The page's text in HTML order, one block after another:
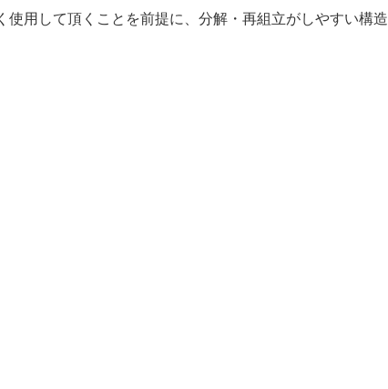
用して頂くことを前提に、分解・再組立がしやすい構造